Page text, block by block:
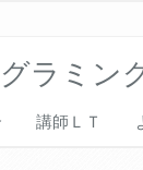
ラミン
講師ＬＴ